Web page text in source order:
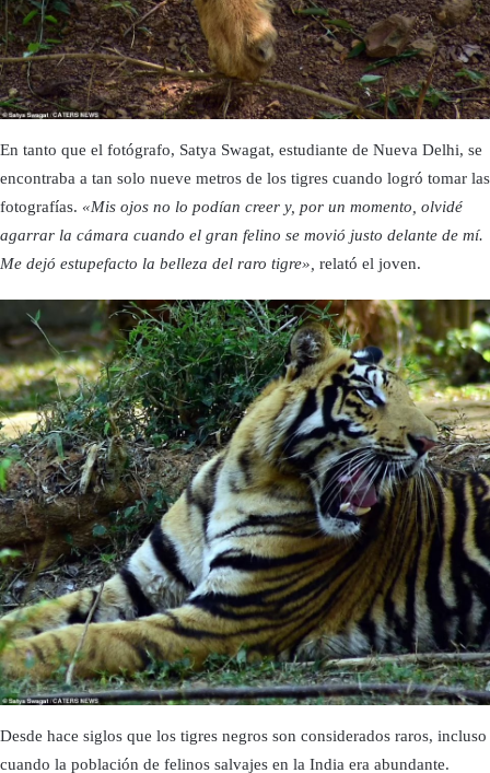
En tanto que el fotógrafo, Satya Swagat, estudiante de Nueva Delhi, se
encontraba a tan solo nueve metros de los tigres cuando logró tomar las
fotografías. «Mis ojos no lo podían creer y, por un momento, olvidé
agarrar la cámara cuando el gran felino se movió justo delante de mí.
Me dejó estupefacto la belleza del raro tigre», relató el joven.
Desde hace siglos que los tigres negros son considerados raros, incluso
cuando la población de felinos salvajes en la India era abundante.